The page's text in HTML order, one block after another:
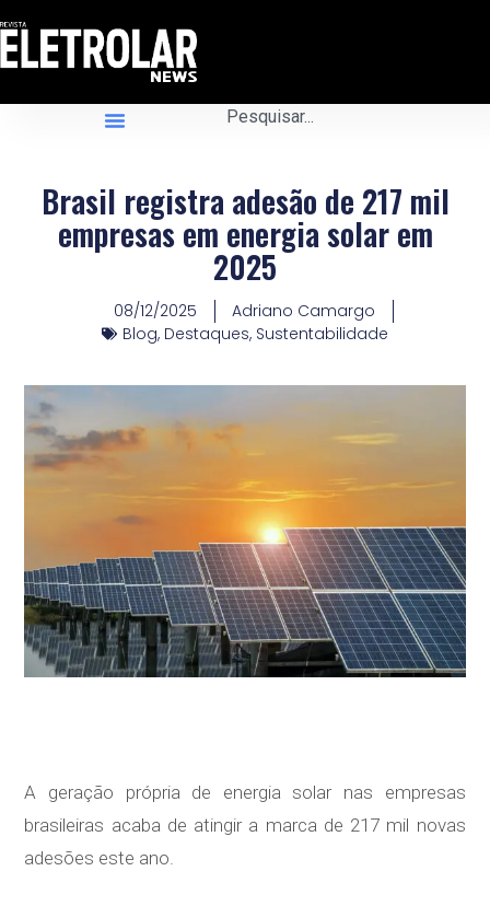
Brasil registra adesão de 217 mil
empresas em energia solar em
2025
08/12/2025
Adriano Camargo
Blog, Destaques, Sustentabilidade
A geração própria de energia solar nas empresas
brasileiras acaba de atingir a marca de 217 mil novas
adesões este ano.